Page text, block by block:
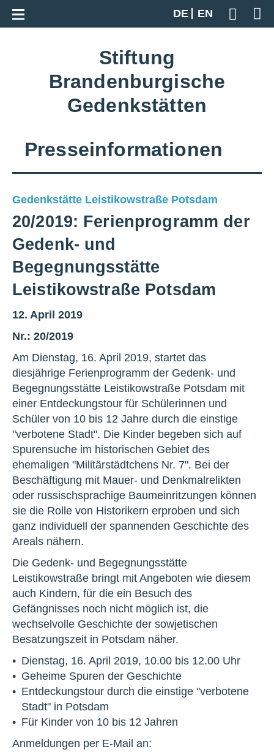
DE
EN
Geben
Zur Gesamtübersicht
Stiftung
Brandenburgische
Gedenkstätten
Presseinformationen
Gedenkstätte Leistikowstraße Potsdam
20/2019: Ferienprogramm der
Gedenk- und
Begegnungsstätte
Leistikowstraße Potsdam
12. April 2019
Nr.: 20/2019
Am Dienstag, 16. April 2019, startet das
diesjährige Ferienprogramm der Gedenk- und
Begegnungsstätte Leistikowstraße Potsdam mit
einer Entdeckungstour für Schülerinnen und
Schüler von 10 bis 12 Jahre durch die einstige
"verbotene Stadt". Die Kinder begeben sich auf
Spurensuche im historischen Gebiet des
ehemaligen "Militärstädtchens Nr. 7". Bei der
Beschäftigung mit Mauer- und Denkmalrelikten
oder russischsprachige Baumeinritzungen können
sie die Rolle von Historikern erproben und sich
ganz individuell der spannenden Geschichte des
Areals nähern.
Die Gedenk- und Begegnungsstätte
Leistikowstraße bringt mit Angeboten wie diesem
auch Kindern, für die ein Besuch des
Gefängnisses noch nicht möglich ist, die
wechselvolle Geschichte der sowjetischen
Besatzungszeit in Potsdam näher.
Dienstag, 16. April 2019, 10.00 bis 12.00 Uhr
Geheime Spuren der Geschichte
Entdeckungstour durch die einstige "verbotene
Stadt" in Potsdam
Für Kinder von 10 bis 12 Jahren
Anmeldungen per E-Mail an: